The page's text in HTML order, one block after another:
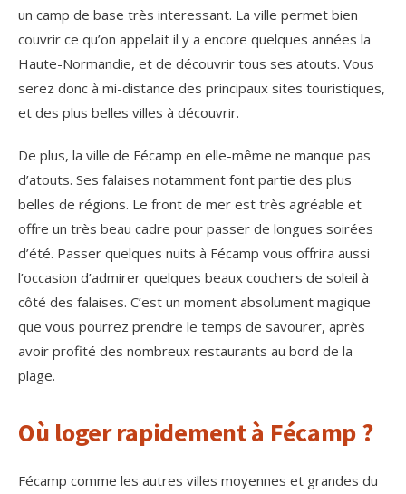
un camp de base très interessant. La ville permet bien
couvrir ce qu’on appelait il y a encore quelques années la
Haute-Normandie, et de découvrir tous ses atouts. Vous
serez donc à mi-distance des principaux sites touristiques,
et des plus belles villes à découvrir.
De plus, la ville de Fécamp en elle-même ne manque pas
d’atouts. Ses falaises notamment font partie des plus
belles de régions. Le front de mer est très agréable et
offre un très beau cadre pour passer de longues soirées
d’été. Passer quelques nuits à Fécamp vous offrira aussi
l’occasion d’admirer quelques beaux couchers de soleil à
côté des falaises. C’est un moment absolument magique
que vous pourrez prendre le temps de savourer, après
avoir profité des nombreux restaurants au bord de la
plage.
Où loger rapidement à Fécamp ?
Fécamp comme les autres villes moyennes et grandes du